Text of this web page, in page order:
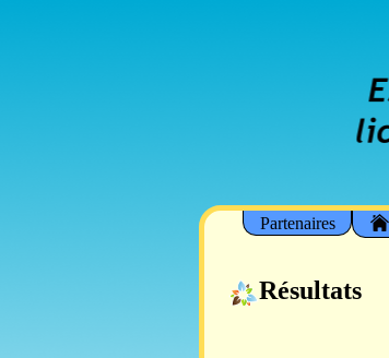
Partenaires
Résultats